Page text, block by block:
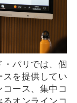
スを提供してい
ース、集中コ
オンラインコ